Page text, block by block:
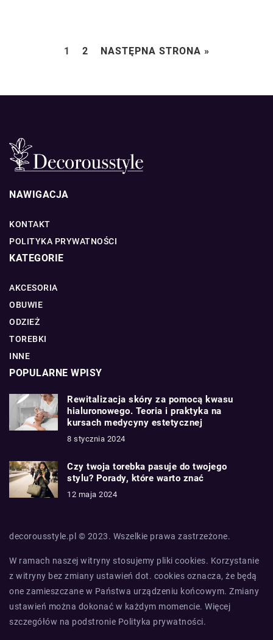
1 2 NASTĘPNA STRONA »
NAWIGACJA
KONTAKT
POLITYKA PRYWATNOŚCI
KATEGORIE
AKCESORIA
OBUWIE
ODZIEŻ
TOREBKI
INNE
POPULARNE WPISY
Rewitalizacja skóry za pomocą kwasu
hialuronowego. Teoria i praktyka na
kursach medycyny estetycznej
8 stycznia 2024
Czy twoja torebka pasuje do twojego
stylu? Porady, które warto znać
12 maja 2024
decorousstyle.pl © 2023. Wszelkie prawa zastrzeżone.
W ramach naszej witryny stosujemy pliki cookies. Korzystanie
z witryny bez zmiany ustawień dot. cookies oznacza, że będą
one zamieszczane w Państwa urządzeniu końcowym. Zmiany
ustawień można dokonać w każdym momencie. Więcej
szczegółów na podstronie Polityka prywatności.